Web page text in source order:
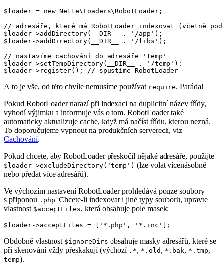
$loader = new Nette\Loaders\RobotLoader;
// adresáře, které má RobotLoader indexovat (včetně
$loader->addDirectory(__DIR__ . '/app');
$loader->addDirectory(__DIR__ . '/libs');
// nastavíme cachování do adresáře 'temp'
$loader->setTempDirectory(__DIR__ . '/temp');
A to je vše, od této chvíle nemusíme používat require. Paráda!
Pokud RobotLoader narazí při indexaci na duplicitní název třídy,
vyhodí výjimku a informuje vás o tom. RobotLoader také
automaticky aktualizuje cache, když má načíst třídu, kterou nezná.
To doporučujeme vypnout na produkčních serverech, viz
Cachování.
Pokud chcete, aby RobotLoader přeskočil nějaké adresáře, použijte
$loader->excludeDirectory('temp') (lze volat vícenásobně
nebo předat více adresářů).
Ve výchozím nastavení RobotLoader prohledává pouze soubory
s příponou .php. Chcete-li indexovat i jiné typy souborů, upravte
vlastnost $acceptFiles, která obsahuje pole masek:
Obdobně vlastnost $ignoreDirs obsahuje masky adresářů, které se
při skenování vždy přeskakují (výchozí .*, *.old , *.bak, *.tmp,
temp).